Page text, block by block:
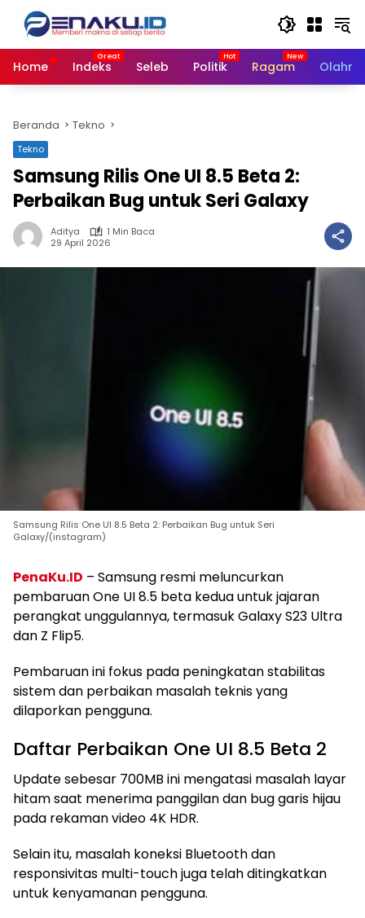
Langsung
konten
Home
Indeks Seleb Politik Ragam
Beranda Tekno
Tekno
Samsung Rilis One UI 8.5 Beta 2:
Perbaikan Bug untuk Seri Galaxy
Aditya
1 Min Baca
29 April 2026
Samsung Rilis One UI 8.5 Beta 2: Perbaikan Bug untuk Seri
Galaxy/(instagram)
PenaKu.ID – Samsung resmi meluncurkan
pembaruan One UI 8.5 beta kedua untuk jajaran
perangkat unggulannya, termasuk Galaxy S23 Ultra
dan Z Flip5.
Pembaruan ini fokus pada peningkatan stabilitas
sistem dan perbaikan masalah teknis yang
dilaporkan pengguna.
Daftar Perbaikan One UI 8.5 Beta 2
Update sebesar 700MB ini mengatasi masalah layar
hitam saat menerima panggilan dan bug garis hijau
pada rekaman video 4K HDR.
Selain itu, masalah koneksi Bluetooth dan
responsivitas multi-touch juga telah ditingkatkan
untuk kenyamanan pengguna.